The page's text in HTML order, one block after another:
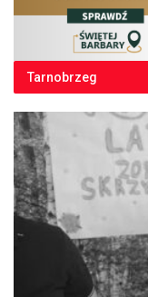
Tarnobrzeg